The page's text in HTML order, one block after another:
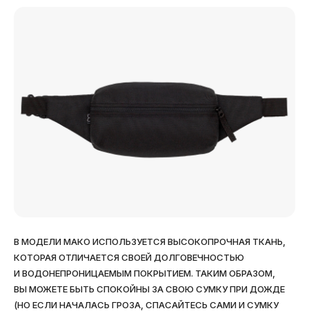
В МОДЕЛИ МАКО ИСПОЛЬЗУЕТСЯ ВЫСОКОПРОЧНАЯ ТКАНЬ,
КОТОРАЯ ОТЛИЧАЕТСЯ СВОЕЙ ДОЛГОВЕЧНОСТЬЮ
И ВОДОНЕПРОНИЦАЕМЫМ ПОКРЫТИЕМ. ТАКИМ ОБРАЗОМ,
ВЫ МОЖЕТЕ БЫТЬ СПОКОЙНЫ ЗА СВОЮ СУМКУ ПРИ ДОЖДЕ
(НО ЕСЛИ НАЧАЛАСЬ ГРОЗА, СПАСАЙТЕСЬ САМИ И СУМКУ